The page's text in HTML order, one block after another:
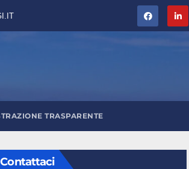
TRASPARENTE
Contattaci